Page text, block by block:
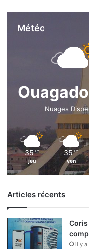
Météo
Nuages
35 ℃
jeu
35 ℃
ven
Articles récents
Coris
il y a